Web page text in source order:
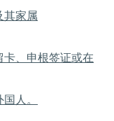
其家属
卡、申根签证或在
人。